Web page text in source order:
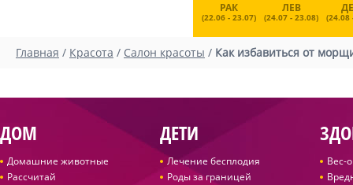
РАК
(22.06 - 23.07)
ЛЕВ
(24.07 - 23.08) (24.08
Главная / Красота / Салон красоты / Как избавиться от
ДОМ
Домашние животные
Рассчитай
ДЕТИ
Лечение бесплодия
Роды за границей
Вес-